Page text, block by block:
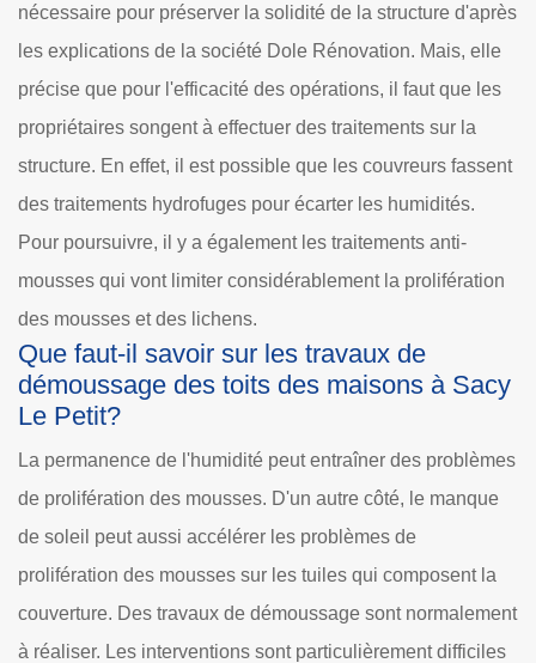
nécessaire pour préserver la solidité de la structure d'après
les explications de la société Dole Rénovation. Mais, elle
précise que pour l'efficacité des opérations, il faut que les
propriétaires songent à effectuer des traitements sur la
structure. En effet, il est possible que les couvreurs fassent
des traitements hydrofuges pour écarter les humidités.
Pour poursuivre, il y a également les traitements anti-
mousses qui vont limiter considérablement la prolifération
des mousses et des lichens.
Que faut-il savoir sur les travaux de
démoussage des toits des maisons à Sacy
Le Petit?
La permanence de l'humidité peut entraîner des problèmes
de prolifération des mousses. D'un autre côté, le manque
de soleil peut aussi accélérer les problèmes de
prolifération des mousses sur les tuiles qui composent la
couverture. Des travaux de démoussage sont normalement
à réaliser. Les interventions sont particulièrement difficiles